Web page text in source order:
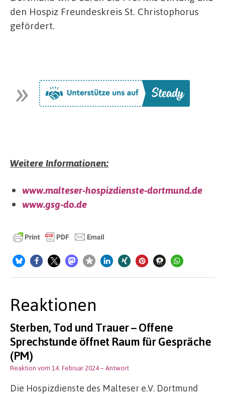
den Hospiz Freundeskreis St. Christophorus
gefördert.
Weitere Informationen:
www.malteser-hospizdienste-dortmund.de
www.gsg-do.de
Reaktionen
Sterben, Tod und Trauer – Offene
Sprechstunde öffnet Raum für Gespräche
(PM)
Reaktion vom 14. Februar 2024– Antwort
Die Hospizdienste des Malteser e.V. Dortmund